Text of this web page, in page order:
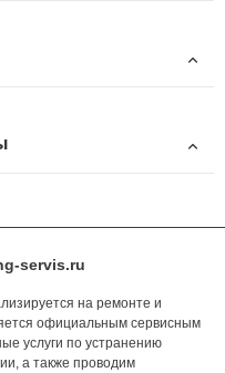
servis.ru
на ремонте и
официальным сервисным
услуги по устранению
а также проводим